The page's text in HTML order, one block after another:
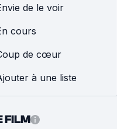
de le voir
cours
de cœur
à une liste
FILM